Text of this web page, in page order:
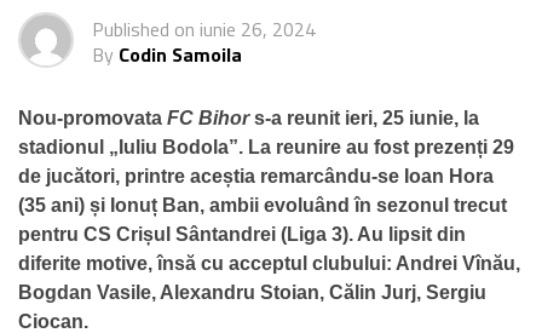
Published on iunie 26, 2024
By Codin Samoila
Nou-promovata FC Bihors-a reunit ieri, 25 iunie, la
stadionul „Iuliu Bodola”. La reunire au fost prezenți 29
de jucători, printre aceștia remarcându-se Ioan Hora
(35 ani) și Ionuț Ban, ambii evoluând în sezonul trecut
pentru CS Crișul Sântandrei (Liga 3). Au lipsit din
diferite motive, însă cu acceptul clubului: Andrei Vînău,
Bogdan Vasile, Alexandru Stoian, Călin Jurj, Sergiu
Ciocan.